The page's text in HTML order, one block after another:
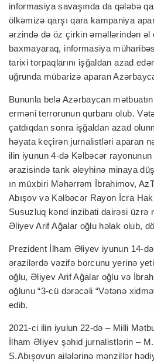
informasiya savaşında da qələbə
ölkəmizə qarşı qara kampaniya
ərzində də öz çirkin əməllərindən əl
baxmayaraq, informasiya
tarixi torpaqlarını işğaldan azad
uğrunda mübarizə aparan
Bununla belə Azərbaycan
erməni terrorunun qurbanı olub.
çatdıqdan sonra işğaldan azad
həyata keçirən jurnalistləri aparan
ilin iyunun 4-də Kəlbəcər
ərazisində tank əleyhinə minaya
ın müxbiri Məhərrəm İbrahimov,
Abışov və Kəlbəcər Rayon İcra
Susuzluq kənd inzibati dairəsi üzrə
Əliyev Arif Ağalar oğlu həlak olub,
Prezident İlham Əliyev iyunun 14-
ərazilərdə vəzifə borcunu yerinə
oğlu, Əliyev Arif Ağalar oğlu və
oğlunu “3-cü dərəcəli “Vətənə
edib.
2021-ci ilin iyulun 22-də – Milli
İlham Əliyev şəhid jurnalistlərin –
S.Abışovun ailələrinə mənzillər